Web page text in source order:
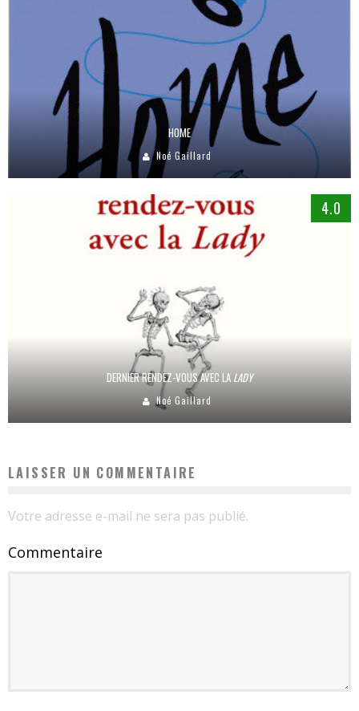
HOME
Noé Gaillard
4.0
DERNIER RENDEZ-VOUS AVEC LA LADY
Noé Gaillard
LAISSER UN COMMENTAIRE
Votre adresse e-mail ne sera pas publié.
Commentaire